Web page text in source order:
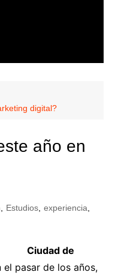
digital?
año en
Estudios, experiencia
Ciudad de
el pasar de los años,